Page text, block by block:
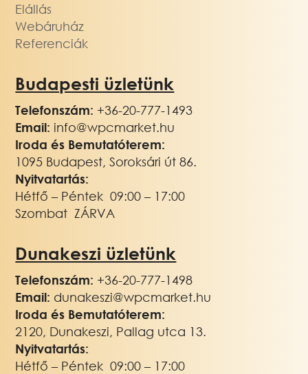
Elállás
Webáruház
Referenciák
Budapesti üzletünk
Telefonszám: +36-20-777-1493
Email: info@wpcmarket.hu
Iroda és Bemutatóterem:
1095 Budapest, Soroksári út 86.
Nyitvatartás:
Hétfő – Péntek 09:00 – 17:00
Szombat ZÁRVA
Dunakeszi üzletünk
Telefonszám: +36-20-777-1498
Email: dunakeszi@wpcmarket.hu
Iroda és Bemutatóterem:
2120, Dunakeszi, Pallag utca 13.
Nyitvatartás:
Hétfő – Péntek 09:00 – 17:00